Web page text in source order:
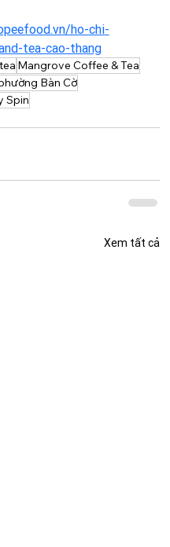
ho-chi-
tea-cao-thang
Mangrove Coffee & Tea
Bàn Cờ
Spin
Xem tất cả